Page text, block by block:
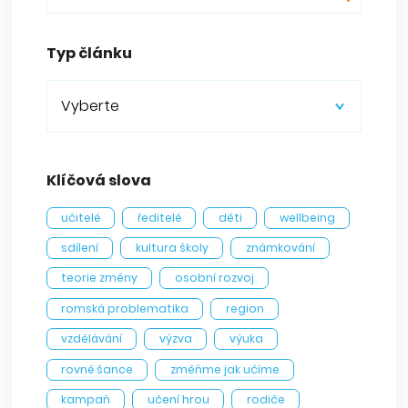
Typ článku
Vyberte
Klíčová slova
učitelé ředitelé děti
wellbeing
sdílení
kultura školy
známkování
teorie změny
osobní rozvoj
romská problematika
region
vzdělávání
výzva
výuka
rovné šance
změňme jak učíme
kampaň
učení hrou
rodiče